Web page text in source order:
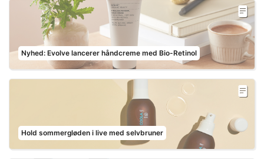
Nyhed: Evolve lancerer håndcreme med Bio-Retinol
Hold sommergløden i live med selvbruner